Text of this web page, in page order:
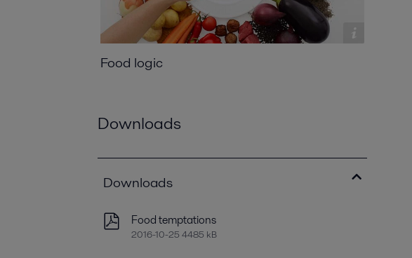
Food logic
Downloads
Downloads
Food temptations
2016-10-25 4485 kB